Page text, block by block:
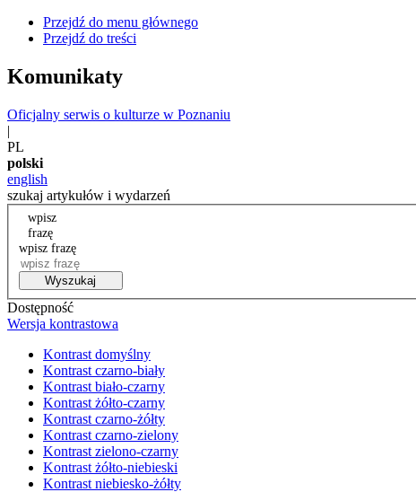
Przejdź do menu głównego
Przejdź do treści
Komunikaty
Oficjalny serwis o kulturze w Poznaniu
|
PL
polski
english
szukaj artykułów i wydarzeń
wpisz
frazę
wpisz frazę
Wyszukaj
Dostępność
Wersja kontrastowa
Kontrast domyślny
Kontrast czarno-biały
Kontrast biało-czarny
Kontrast żółto-czarny
Kontrast czarno-żółty
Kontrast czarno-zielony
Kontrast zielono-czarny
Kontrast żółto-niebieski
Kontrast niebiesko-żółty